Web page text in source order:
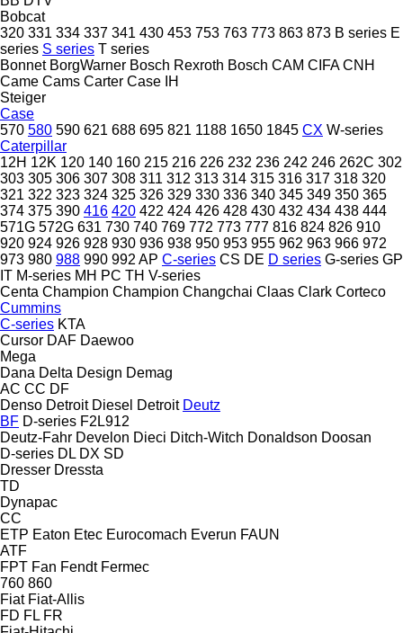
Bobcat
320 331 334 337 341 430 453 753 763 773 863 873 B series E
series S series T series
Bonnet BorgWarner Bosch Rexroth Bosch CAM CIFA CNH
Came Cams Carter Case IH
Steiger
Case
570 580 590 621 688 695 821 1188 1650 1845 CX W-series
Caterpillar
12H 12K 120 140 160 215 216 226 232 236 242 246 262C 302
303 305 306 307 308 311 312 313 314 315 316 317 318 320
321 322 323 324 325 326 329 330 336 340 345 349 350 365
374 375 390 416 420 422 424 426 428 430 432 434 438 444
571G 572G 631 730 740 769 772 773 777 816 824 826 910
920 924 926 928 930 936 938 950 953 955 962 963 966 972
973 980 988 990 992 AP C-series CS DE D series G-series GP
IT M-series MH PC TH V-series
Centa Champion Champion Changchai Claas Clark Corteco
Cummins
C-series KTA
Cursor DAF Daewoo
Mega
Dana Delta Design Demag
AC CC DF
Denso Detroit Diesel Detroit Deutz
BF D-series F2L912
Deutz-Fahr Develon Dieci Ditch-Witch Donaldson Doosan
D-series DL DX SD
Dresser Dressta
TD
Dynapac
CC
ETP Eaton Etec Eurocomach Everun FAUN
ATF
FPT Fan Fendt Fermec
760 860
Fiat Fiat-Allis
FD FL FR